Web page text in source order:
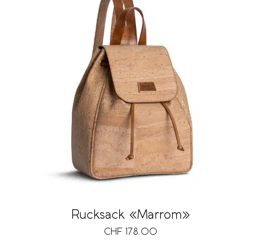
Rucksack «Marrom»
CHF 178.00